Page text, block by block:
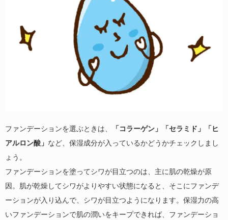
ファンデーションを選ぶときは、
「コラーゲン」「セラミド」「ヒ
アルロン酸」 など、保湿成分が入っているかどうかチェックしまし
ょう。
ファンデーションを塗ってシワが目立つのは、主に肌の乾燥が原
因。肌が乾燥してシワがよりやすい状態になると、そこにファンデ
ーションが入り込んで、シワが目立つようになります。保湿力の高
いファンデーションで肌の潤いをキープできれば、ファンデーショ